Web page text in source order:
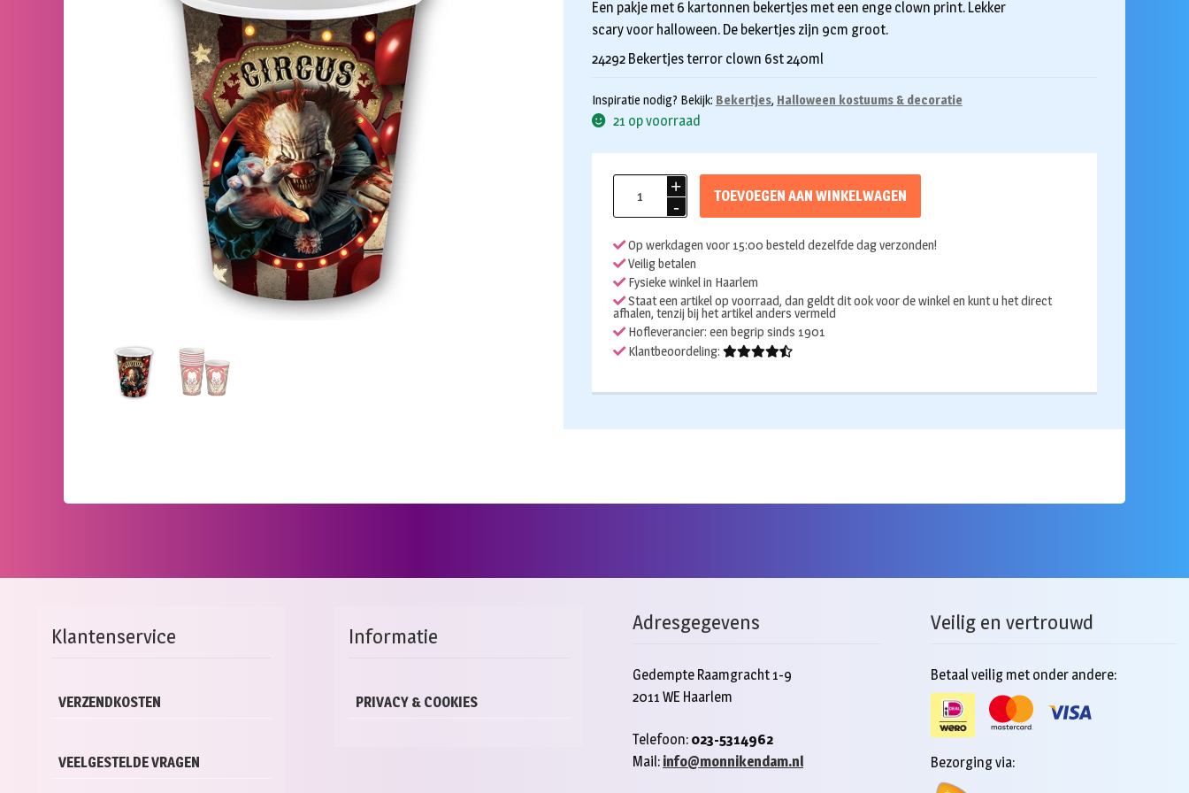
Een pakje met 6 kartonnen bekertjes met een enge clown print. Lekker
scary voor halloween. De bekertjes zijn 9cm groot.
24292 Bekertjes terror clown 6st 240ml
Inspiratie nodig? Bekijk: Bekertjes, Halloween kostuums & decoratie
21 op voorraad
Terror
6st
aantal
TOEVOEGEN AAN WINKELWAGEN
Op werkdagen voor 15:00 besteld dezelfde dag verzonden!
Veilig betalen
Fysieke winkel in Haarlem
Staat een artikel op voorraad, dan geldt dit ook voor de winkel en kunt u het direct
afhalen, tenzij bij het artikel anders vermeld
Hofleverancier: een begrip sinds 1901
Klantbeoordeling:
Klantenservice
VERZENDKOSTEN
VEELGESTELDE VRAGEN
Informatie
PRIVACY & COOKIES
Adresgegevens
Gedempte Raamgracht 1-9
2011 WE Haarlem
Telefoon: 023-5314962
Mail: info@monnikendam.nl
Veilig en vertrouwd
Betaal veilig met onder andere:
Bezorging via: